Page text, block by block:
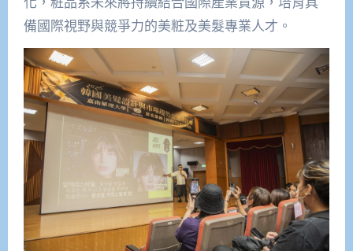
備國際視野與競爭力的美粧及美髮專業人才。